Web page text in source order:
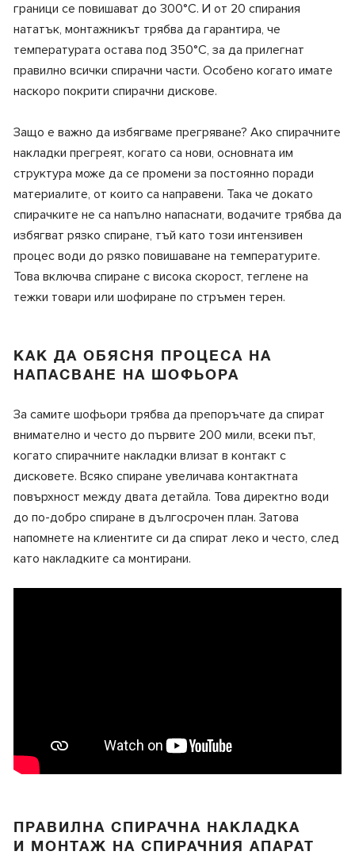
граници се повишават до 300°C. И от 20 спирания
нататък, монтажникът трябва да гарантира, че
температурата остава под 350°C, за да прилегнат
правилно всички спирачни части. Особено когато имате
наскоро покрити спирачни дискове.
Защо е важно да избягваме прегряване? Ако спирачните
накладки прегреят, когато са нови, основната им
структура може да се промени за постоянно поради
материалите, от които са направени. Така че докато
спирачките не са напълно напаснати, водачите трябва да
избягват рязко спиране, тъй като този интензивен
процес води до рязко повишаване на температурите.
Това включва спиране с висока скорост, теглене на
тежки товари или шофиране по стръмен терен.
КАК ДА ОБЯСНЯ ПРОЦЕСА НА
НАПАСВАНЕ НА ШОФЬОРА
За самите шофьори трябва да препоръчате да спират
внимателно и често до първите 200 мили, всеки път,
когато спирачните накладки влизат в контакт с
дисковете. Всяко спиране увеличава контактната
повърхност между двата детайла. Това директно води
до по-добро спиране в дългосрочен план. Затова
напомнете на клиентите си да спират леко и често, след
като накладките са монтирани.
ПРАВИЛНА СПИРАЧНА НАКЛАДКА
И МОНТАЖ НА СПИРАЧНИЯ АПАРАТ